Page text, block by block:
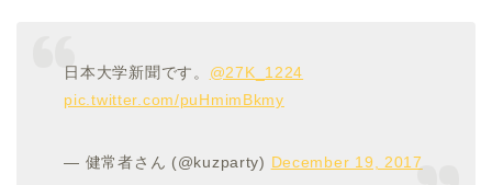
日本大学新聞です。 @27K_1224
pic.twitter.com/puHmimBkmy
— 健常者さん (@kuzparty) December 19, 2017